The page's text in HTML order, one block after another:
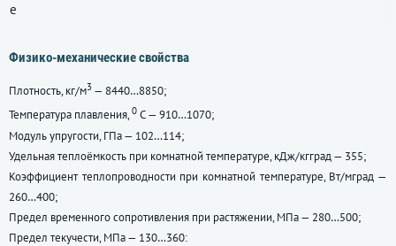
е
Физико-механические свойства
Плотность, кг/м3 — 8440…8850;
Температура плавления,0 С — 910…1070;
Модуль упругости, ГПа — 102…114;
Удельная теплоёмкость при комнатной температуре, кДж/кгград — 355;
Коэффициент теплопроводности при комнатной температуре, Вт/мград —
260…400;
Предел временного сопротивления при растяжении, МПа — 280…500;
Предел текучести, МПа — 130…360: